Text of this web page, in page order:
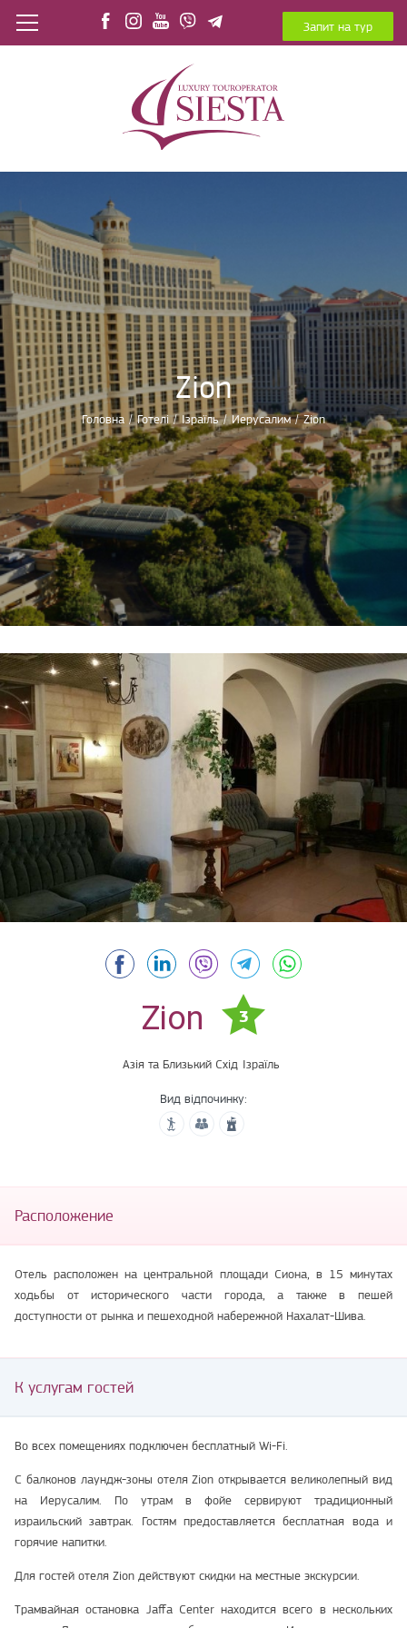
Запит на тур
Zion
Головна / Готелі / Ізраїль / Иерусалим / Zion
Zion 3
Азія та Близький Схід Ізраїль
Вид відпочинку:
Расположение
Отель расположен на центральной площади Сиона, в 15 минутах
ходьбы от исторического части города, а также в пешей
доступности от рынка и пешеходной набережной Нахалат-Шива.
К услугам гостей
Во всех помещениях подключен бесплатный Wi-Fi.
С балконов лаундж-зоны отеля Zion открывается великолепный вид
на Иерусалим. По утрам в фойе сервируют традиционный
израильский завтрак. Гостям предоставляется бесплатная вода и
горячие напитки.
Для гостей отеля Zion действуют скидки на местные экскурсии.
Трамвайная остановка Jaffa Center находится всего в нескольких